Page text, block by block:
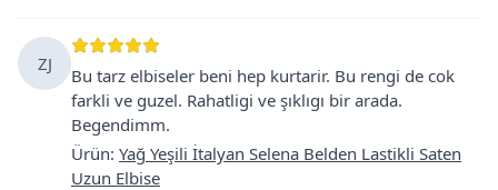
ZJ
Bu tarz elbiseler beni hep kurtarir. Bu rengi de cok
farkli ve guzel. Rahatligi ve şıklıgı bir arada.
Begendimm.
Ürün: Yağ Yeşili İtalyan Selena Belden Lastikli Saten
Uzun Elbise